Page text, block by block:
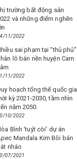
trường bất động sản
và những điểm nghẽn
11/2022
sai phạm tại “thủ phủ”
lô bán nền huyện Cam
11/2022
hoạch tổng thể quốc gia
kỳ 2021-2030, tầm nhìn
năm 2050.
10/2022
Bình ‘tuýt còi’ dự án
Mandala Kim Bôi bán
nháo
07/2021